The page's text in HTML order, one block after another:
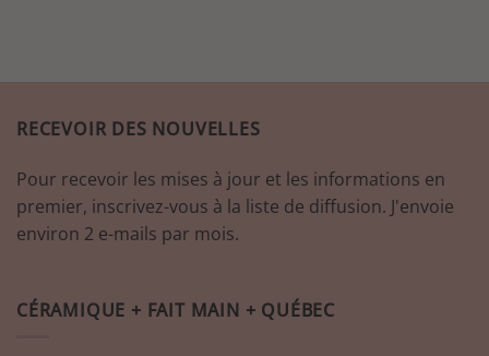
RECEVOIR DES NOUVELLES
Pour recevoir les mises à jour et les informations en
premier, inscrivez-vous à la liste de diffusion. J'envoie
environ 2 e-mails par mois.
CÉRAMIQUE + FAIT MAIN + QUÉBEC